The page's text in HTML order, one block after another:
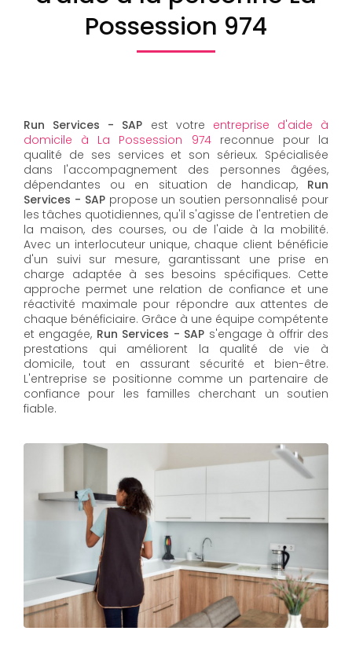
Possession 974
Run Services - SAP est votre entreprise d'aide à
domicile à La Possession 974reconnue pour la
qualité de ses services et son sérieux. Spécialisée
dans l'accompagnement des personnes âgées,
dépendantes ou en situation de handicap, Run
Services - SAP propose un soutien personnalisé pour
les tâches quotidiennes, qu'il s'agisse de l'entretien de
la maison, des courses, ou de l'aide à la mobilité.
Avec un interlocuteur unique, chaque client bénéficie
d'un suivi sur mesure, garantissant une prise en
charge adaptée à ses besoins spécifiques. Cette
approche permet une relation de confiance et une
réactivité maximale pour répondre aux attentes de
chaque bénéficiaire. Grâce à une équipe compétente
et engagée, Run Services - SAP s'engage à offrir des
prestations qui améliorent la qualité de vie à
domicile, tout en assurant sécurité et bien-être.
L'entreprise se positionne comme un partenaire de
confiance pour les familles cherchant un soutien
fiable.